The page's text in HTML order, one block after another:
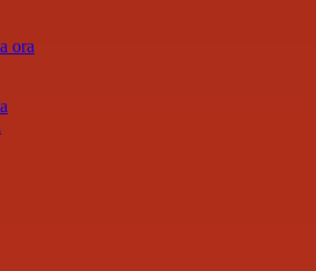
ora